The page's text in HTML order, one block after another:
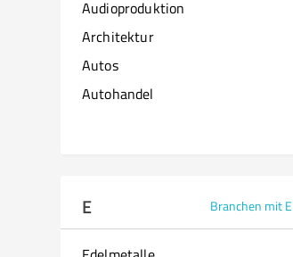
Audioproduktion
Architektur
Autos
Autohandel
E Branchen mit E